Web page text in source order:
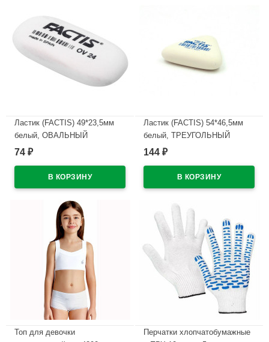
Ластик (FACTIS) 49*23,5мм
белый, ОВАЛЬНЫЙ
арт.ЕOV24
74 ₽
Ластик (FACTIS) 54*46,5мм
белый, ТРЕУГОЛЬНЫЙ
арт.TRI-24
144 ₽
Топ для девочки
Перчатки хлопчатобумажные